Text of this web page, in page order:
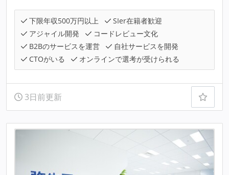
下限年収500万円以上
SIer在籍者歓迎
アジャイル開発
コードレビュー文化
B2Bのサービスを運営
自社サービスを開発
CTOがいる
オンラインで選考が受けられる
3日前更新